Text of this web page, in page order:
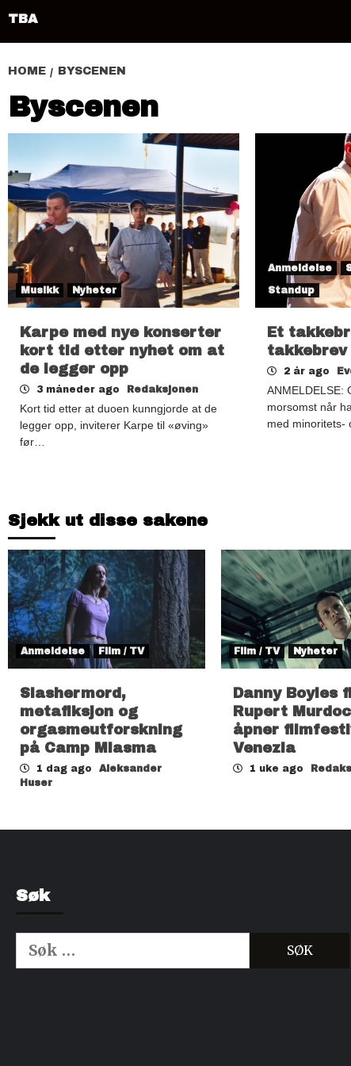
TBA
HOME BYSCENEN
Byscenen
Musikk Nyheter
Karpe med nye konserter
kort tid etter nyhet om at
de legger opp
3 måneder ago Redaksjonen
Kort tid etter at duoen kunngjorde at de
legger opp, inviterer Karpe til «øving»
før…
Anmeldelse
Standup
Et
takkebrev
2 år ago
ANMELDELSE:
morsomst når
med minoritets-
Sjekk ut disse sakene
Anmeldelse Film / TV
Slashermord,
metafiksjon og
orgasmeutforskning
på Camp Miasma
1 dag ago
Aleksander
Huser
Film / TV Nyheter
Danny Boyles
Rupert
åpner
Venezia
1 uke ago
Søk
Søk
etter: